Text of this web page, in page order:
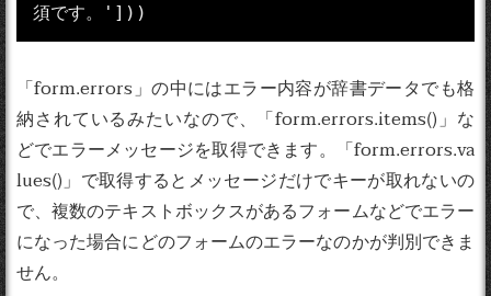
「form.errors」の中にはエラー内容が辞書データでも格
納されているみたいなので、「form.errors.items()」な
どでエラーメッセージを取得できます。「form.errors.va
lues()」で取得するとメッセージだけでキーが取れないの
で、複数のテキストボックスがあるフォームなどでエラー
になった場合にどのフォームのエラーなのかが判別できま
せん。